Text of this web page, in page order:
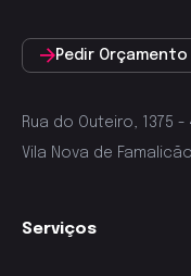
Pedir Orçamento
Rua do Outeiro, 1375 -
Vila Nova de Famalicão
Serviços